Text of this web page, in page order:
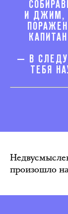
И ДЖИМ,
— В
ТЕБЯ
произошло